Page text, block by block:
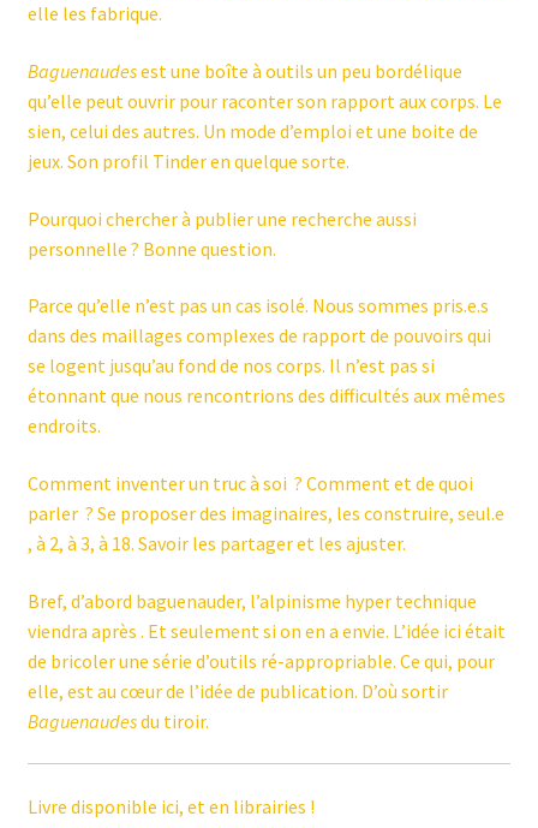
elle les fabrique.
Baguenaudesest une boîte à outils un peu bordélique
qu’elle peut ouvrir pour raconter son rapport aux corps. Le
sien, celui des autres. Un mode d’emploi et une boite de
jeux. Son profil Tinder en quelque sorte.
Pourquoi chercher à publier une recherche aussi
personnelle ? Bonne question.
Parce qu’elle n’est pas un cas isolé. Nous sommes pris.e.s
dans des maillages complexes de rapport de pouvoirs qui
se logent jusqu’au fond de nos corps. Il n’est pas si
étonnant que nous rencontrions des difficultés aux mêmes
endroits.
Comment inventer un truc à soi ? Comment et de quoi
parler ? Se proposer des imaginaires, les construire, seul.e
, à 2, à 3, à 18. Savoir les partager et les ajuster.
Bref, d’abord baguenauder, l’alpinisme hyper technique
viendra après . Et seulement si on en a envie. L’idée ici était
de bricoler une série d’outils ré-appropriable. Ce qui, pour
elle, est au cœur de l’idée de publication. D’où sortir
Baguenaudesdu tiroir.
Livre disponible ici, et en librairies !